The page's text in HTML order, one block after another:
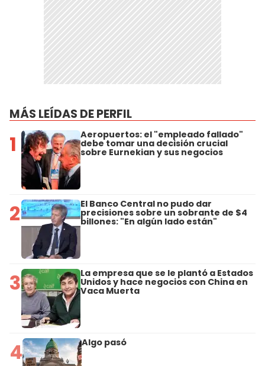
MÁS LEÍDAS DE PERFIL
1 Aeropuertos: el "empleado fallado"
debe tomar una decisión crucial
sobre Eurnekian y sus negocios
2 El Banco Central no pudo dar
precisiones sobre un sobrante de $4
billones: "En algún lado están"
3 La empresa que se le plantó a Estados
Unidos y hace negocios con China en
Vaca Muerta
4 Algo pasó